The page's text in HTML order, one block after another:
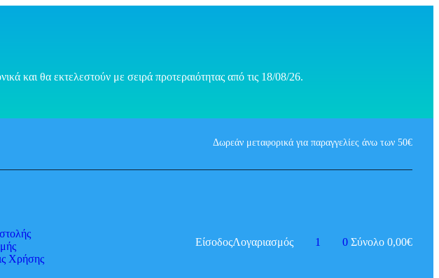
και θα εκτελεστούν με σειρά προτεραιότητας από τις 18/08/26.
Δωρεάν μεταφορικά για παραγγελίες άνω των 50€
Χρήσης
ΕίσοδοςΛογαριασμός 1 0 Σύνολο 0,00€